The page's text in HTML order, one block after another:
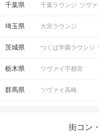
千葉県 千葉ラウンジ ツヴァ
埼玉県 大宮ラウンジ
茨城県 つくば学園ラウンジ
栃木県 ツヴァイ宇都宮
群馬県 ツヴァイ高崎
街コン